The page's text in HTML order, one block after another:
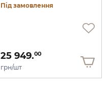
Під замовлення
25 949.00
грн/шт